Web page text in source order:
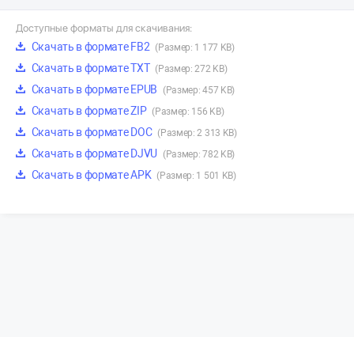
Доступные форматы для скачивания:
Скачать в формате FB2 (Размер: 1 177 KB)
Скачать в формате TXT (Размер: 272 KB)
Скачать в формате EPUB (Размер: 457 KB)
Скачать в формате ZIP (Размер: 156 KB)
Скачать в формате DOC (Размер: 2 313 KB)
Скачать в формате DJVU (Размер: 782 KB)
Скачать в формате APK (Размер: 1 501 KB)